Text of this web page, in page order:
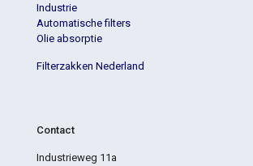
Industrie
Automatische filters
Olie absorptie
Filterzakken Nederland
Contact
Industrieweg 11a